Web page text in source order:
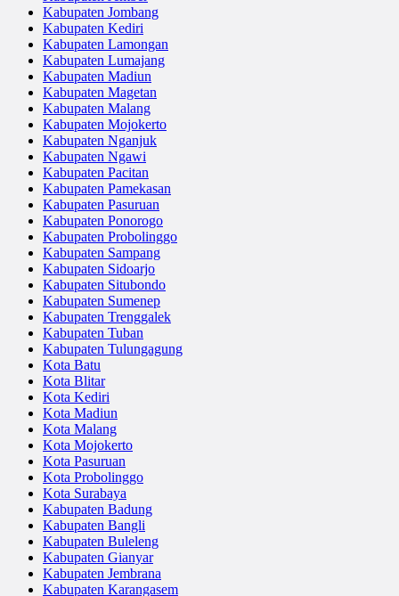
Kabupaten Jombang
Kabupaten Kediri
Kabupaten Lamongan
Kabupaten Lumajang
Kabupaten Madiun
Kabupaten Magetan
Kabupaten Malang
Kabupaten Mojokerto
Kabupaten Nganjuk
Kabupaten Ngawi
Kabupaten Pacitan
Kabupaten Pamekasan
Kabupaten Pasuruan
Kabupaten Ponorogo
Kabupaten Probolinggo
Kabupaten Sampang
Kabupaten Sidoarjo
Kabupaten Situbondo
Kabupaten Sumenep
Kabupaten Trenggalek
Kabupaten Tuban
Kabupaten Tulungagung
Kota Batu
Kota Blitar
Kota Kediri
Kota Madiun
Kota Malang
Kota Mojokerto
Kota Pasuruan
Kota Probolinggo
Kota Surabaya
Kabupaten Badung
Kabupaten Bangli
Kabupaten Buleleng
Kabupaten Gianyar
Kabupaten Jembrana
Kabupaten Karangasem